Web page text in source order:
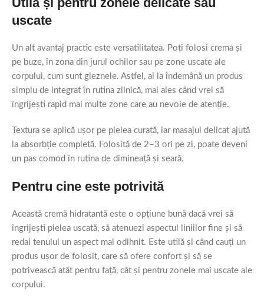
uscate
Un alt avantaj practic este versatilitatea. Poți folosi crema și
pe buze, în zona din jurul ochilor sau pe zone uscate ale
corpului, cum sunt gleznele. Astfel, ai la îndemână un produs
simplu de integrat în rutina zilnică, mai ales când vrei să
îngrijești rapid mai multe zone care au nevoie de atenție.
Textura se aplică ușor pe pielea curată, iar masajul delicat ajută
la absorbție completă. Folosită de 2–3 ori pe zi, poate deveni
un pas comod în rutina de dimineață și seară.
Pentru cine este potrivită
Această cremă hidratantă este o opțiune bună dacă vrei să
îngrijești pielea uscată, să atenuezi aspectul liniilor fine și să
redai tenului un aspect mai odihnit. Este utilă și când cauți un
produs ușor de folosit, care să ofere confort și să se
potrivească atât pentru față, cât și pentru zonele mai uscate ale
corpului.